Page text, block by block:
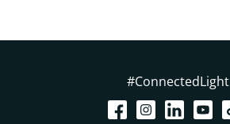
#ConnectedLight